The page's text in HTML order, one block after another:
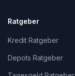
Ratgeber
Kredit Ratgeber
Depots Ratgeber